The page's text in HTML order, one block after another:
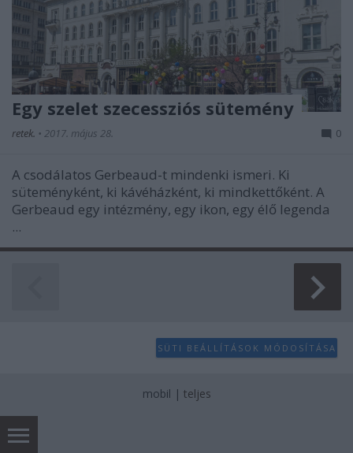
Egy szelet szecessziós sütemény
retek. • 2017. május 28. 0
A csodálatos Gerbeaud-t mindenki ismeri. Ki
süteményként, ki kávéházként, ki mindkettőként. A
Gerbeaud egy intézmény, egy ikon, egy élő legenda
...
SÜTI BEÁLLÍTÁSOK MÓDOSÍTÁSA
mobil | teljes